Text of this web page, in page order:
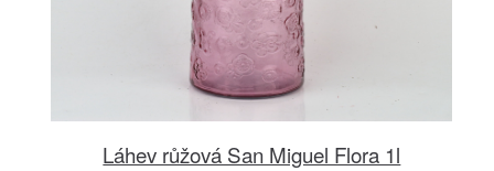
Láhev růžová San Miguel Flora 1l